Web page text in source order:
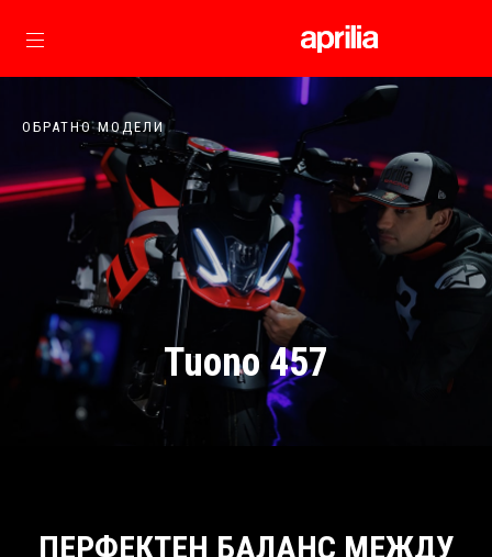
Основна страница
ОБРАТНО МОДЕЛИ
Tuono 457
ПЕРФЕКТЕН БАЛАНС МЕЖДУ